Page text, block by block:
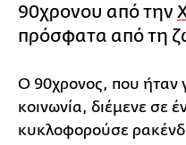
90χρονου από την
πρόσφατα από τη
Ο 90χρονος, που ήταν
κοινωνία, διέμενε σε
κυκλοφορούσε